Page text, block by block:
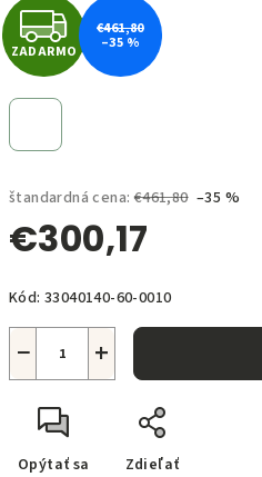
štandardná cena: €461,80 –35 %
€300,17
cena:
Kód: 33040140-60-0010
+
−
Opýtať sa Zdieľať
Z
A
R
M
O
ZADARMO
€461,80
–35 %